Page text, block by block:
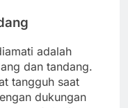
adalah
dan tandang.
tangguh saat
dukungan